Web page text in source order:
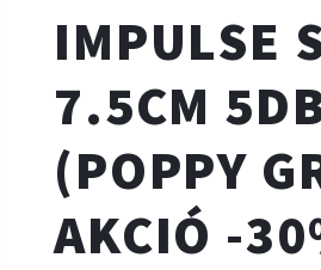
IMPULSE
7.5CM
(POPPY
AKCIÓ -